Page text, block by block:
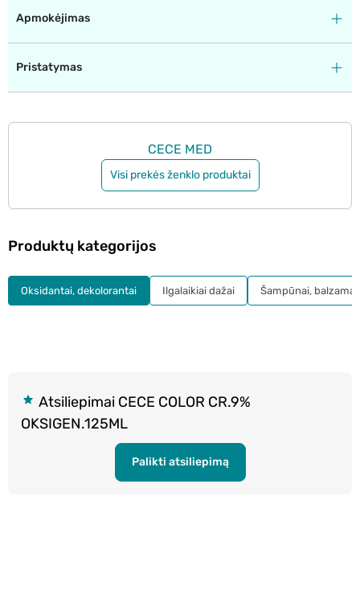
Apmokėjimas
Pristatymas
CECE MED
Visi prekės ženklo produktai
Atsiliepimai CECE COLOR CR.9%
OKSIGEN.125ML
Palikti atsiliepimą
Produktų kategorijos
Oksidantai, dekolorantai Ilgalaikiai dažai Šampūnai, balzamai